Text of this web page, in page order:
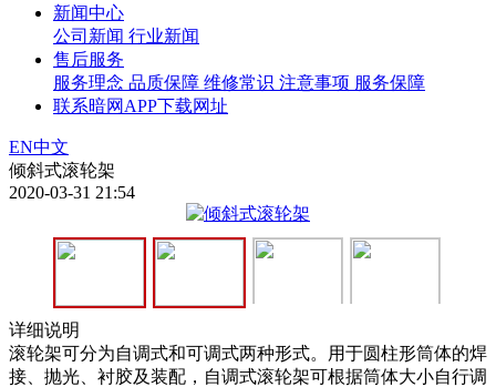
新闻中心
公司新闻 行业新闻
售后服务
服务理念 品质保障 维修常识 注意事项 服务保障
联系暗网APP下载网址
EN中文
倾斜式滚轮架
2020-03-31 21:54
详细说明
滚轮架可分为自调式和可调式两种形式。用于圆柱形筒体的焊
接、抛光、衬胶及装配，自调式滚轮架可根据筒体大小自行调